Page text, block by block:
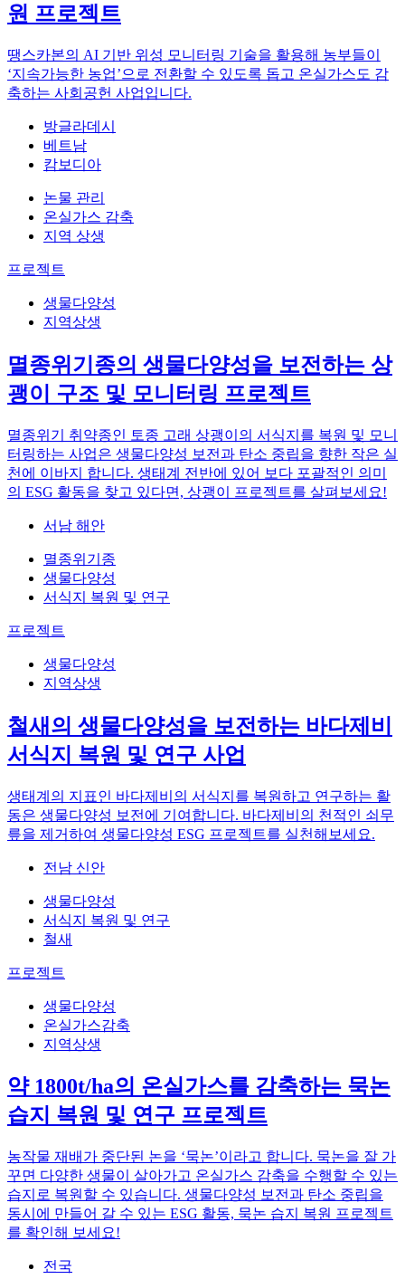
원 프로젝트
땡스카본의 AI 기반 위성 모니터링 기술을 활용해 농부들이
‘지속가능한 농업’으로 전환할 수 있도록 돕고 온실가스도 감
축하는 사회공헌 사업입니다.
방글라데시
베트남
캄보디아
논물 관리
온실가스 감축
지역 상생
프로젝트
생물다양성
지역상생
멸종위기종의 생물다양성을 보전하는 상
괭이 구조 및 모니터링 프로젝트
멸종위기 취약종인 토종 고래 상괭이의 서식지를 복원 및 모니
터링하는 사업은 생물다양성 보전과 탄소 중립을 향한 작은 실
천에 이바지 합니다. 생태계 전반에 있어 보다 포괄적인 의미
의 ESG 활동을 찾고 있다면, 상괭이 프로젝트를 살펴보세요!
서남 해안
멸종위기종
생물다양성
서식지 복원 및 연구
프로젝트
생물다양성
지역상생
철새의 생물다양성을 보전하는 바다제비
서식지 복원 및 연구 사업
생태계의 지표인 바다제비의 서식지를 복원하고 연구하는 활
동은 생물다양성 보전에 기여합니다. 바다제비의 천적인 쇠무
릎을 제거하여 생물다양성 ESG 프로젝트를 실천해보세요.
전남 신안
생물다양성
서식지 복원 및 연구
철새
프로젝트
생물다양성
온실가스감축
지역상생
약 1800t/ha의 온실가스를 감축하는 묵논
습지 복원 및 연구 프로젝트
농작물 재배가 중단된 논을 ‘묵논’이라고 합니다. 묵논을 잘 가
꾸면 다양한 생물이 살아가고 온실가스 감축을 수행할 수 있는
습지로 복원할 수 있습니다. 생물다양성 보전과 탄소 중립을
동시에 만들어 갈 수 있는 ESG 활동, 묵논 습지 복원 프로젝트
를 확인해 보세요!
전국